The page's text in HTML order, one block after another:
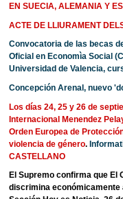
EN SUECIA, ALEMANIA Y
ACTE DE LLIURAMENT
Convocatoria de las becas
Oficial en Economìa Social
Universidad de Valencia,
Concepción Arenal, nuevo
Los días 24, 25 y 26 de
Internacional Menendez
Orden Europea de
violencia de género.
CASTELLANO
El Supremo confirma que El
discrimina económicamente